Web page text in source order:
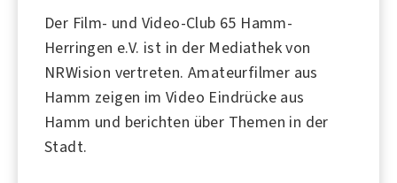
Der Film- und Video-Club 65 Hamm-
Herringen e.V. ist in der Mediathek von
NRWision vertreten. Amateurfilmer aus
Hamm zeigen im Video Eindrücke aus
Hamm und berichten über Themen in der
Stadt.